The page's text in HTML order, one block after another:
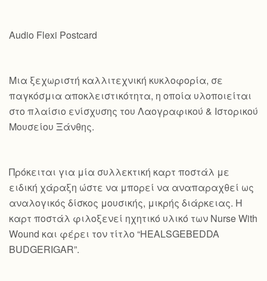
Audio Flexi Postcard
Mια ξεχωριστή καλλιτεχνική κυκλοφορία, σε
παγκόσμια αποκλειστικότητα, η οποία υλοποιείται
στο πλαίσιο ενίσχυσης του Λαογραφικού & Ιστορικού
Μουσείου Ξάνθης.
Πρόκειται για μία συλλεκτική καρτ ποστάλ με
ειδική χάραξη ώστε να μπορεί να αναπαραχθεί ως
αναλογικός δίσκος μουσικής, μικρής διάρκειας. Η
καρτ ποστάλ φιλοξενεί ηχητικό υλικό των Nurse With
Wound και φέρει τον τίτλο “HEALSGEBEDDA
BUDGERIGAR”.